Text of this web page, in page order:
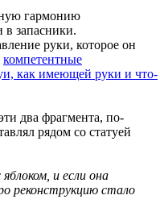
гармонию
в запасники.
руки, которое он
компетентные
как имеющей руки и что-
два фрагмента, по-
рядом со статуей
и если она
реконструкцию стало